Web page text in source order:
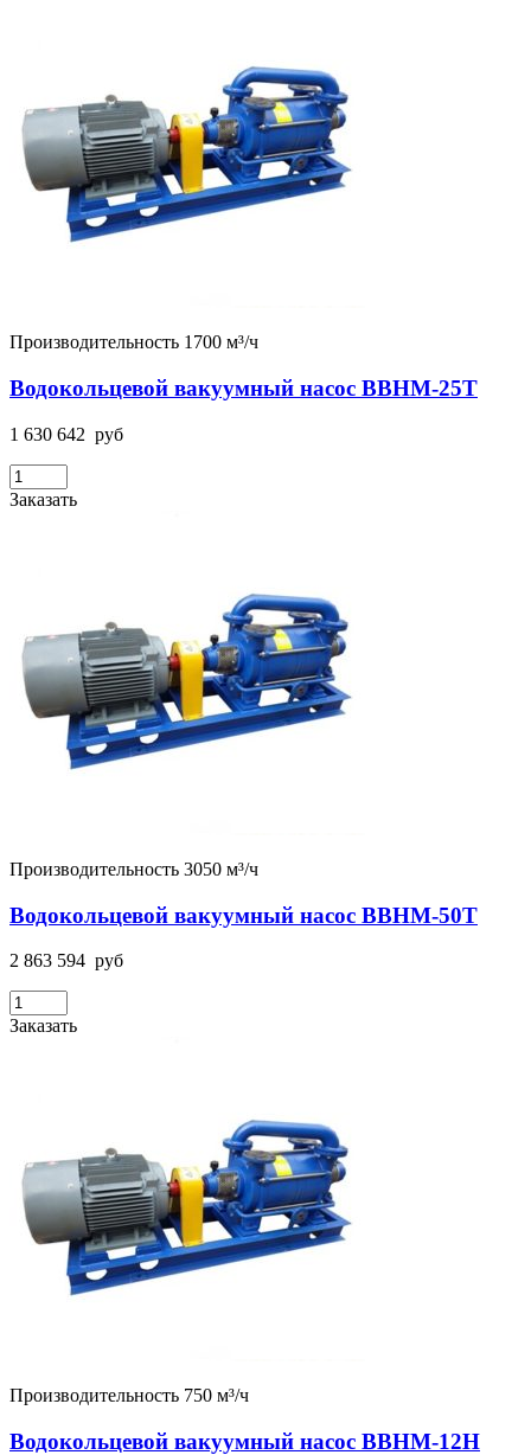
Производительность 1700 м³/ч
Водокольцевой вакуумный насос ВВНМ-25Т
1 630 642 руб
Заказать
Производительность 3050 м³/ч
Водокольцевой вакуумный насос ВВНМ-50Т
2 863 594 руб
Заказать
Производительность 750 м³/ч
Водокольцевой вакуумный насос ВВНМ-12Н